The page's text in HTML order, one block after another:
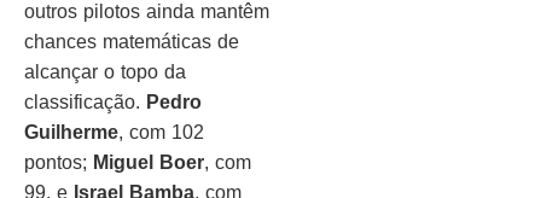
outros pilotos ainda mantêm
chances matemáticas de
alcançar o topo da
classificação. Pedro
Guilherme, com 102
pontos; Miguel Boer, com
99, e Israel Bamba, com